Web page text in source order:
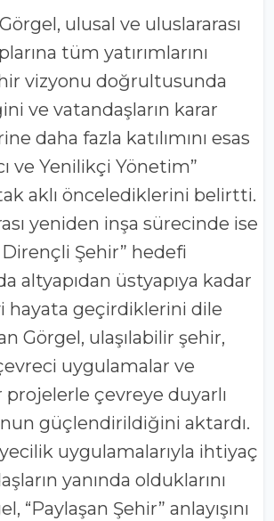
ulusal ve uluslararası
tüm yatırımlarını
vizyonu doğrultusunda
ve vatandaşların karar
daha fazla katılımını esas
ve Yenilikçi Yönetim”
aklı öncelediklerini belirtti.
yeniden inşa sürecinde ise
Dirençli Şehir” hedefi
altyapıdan üstyapıya kadar
hayata geçirdiklerini dile
Görgel, ulaşılabilir şehir,
uygulamalar ve
çevreye duyarlı
güçlendirildiğini aktardı.
uygulamalarıyla ihtiyaç
yanında olduklarını
“Paylaşan Şehir” anlayışını